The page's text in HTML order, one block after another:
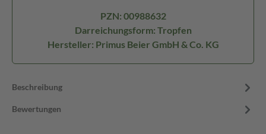
PZN: 00988632
Darreichungsform: Tropfen
Hersteller: Primus Beier GmbH & Co. KG
Beschreibung
Bewertungen